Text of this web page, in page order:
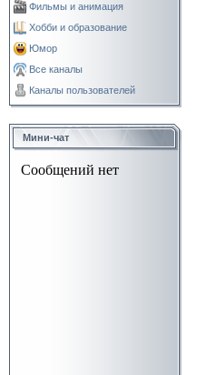
Фильмы и анимация
Хобби и образование
Юмор
Все каналы
Каналы пользователей
Мини-чат